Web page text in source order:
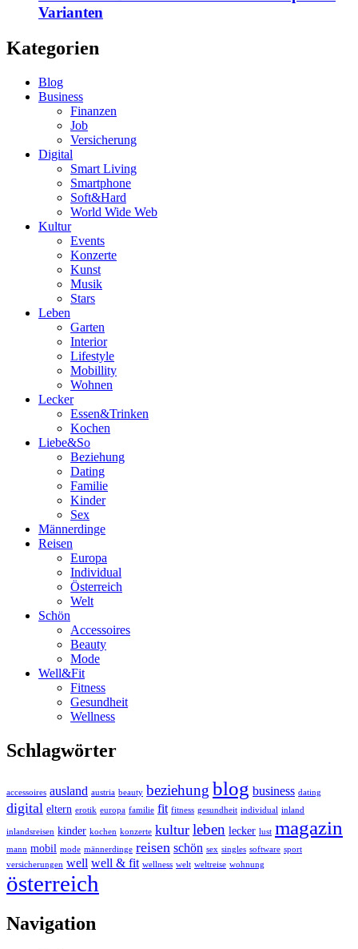
Varianten
Kategorien
Blog
Business
Finanzen
Job
Versicherung
Digital
Smart Living
Smartphone
Soft&Hard
World Wide Web
Kultur
Events
Konzerte
Kunst
Musik
Stars
Leben
Garten
Interior
Lifestyle
Mobillity
Wohnen
Lecker
Essen&Trinken
Kochen
Liebe&So
Beziehung
Dating
Familie
Kinder
Sex
Männerdinge
Reisen
Europa
Individual
Österreich
Welt
Schön
Accessoires
Beauty
Mode
Well&Fit
Fitness
Gesundheit
Wellness
Schlagwörter
accessoires ausland austria beauty beziehung blog business dating
digital eltern erotik europa familie fit fitness gesundheit individual inland
inlandsreisen kinder kochen konzerte kultur leben lecker lust magazin
mann mobil mode männerdinge reisen schön sex singles software sport
versicherungen well well & fit wellness welt weltreise wohnung
österreich
Navigation